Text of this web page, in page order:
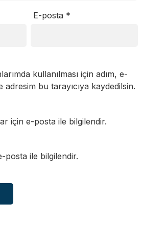
E-posta *
kullanılması için adım, e-
adresim bu tarayıcıya kaydedilsin.
için e-posta ile bilgilendir.
posta ile bilgilendir.